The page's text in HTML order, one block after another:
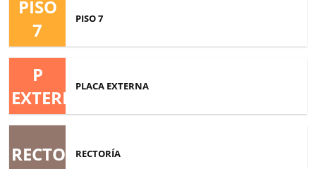
PISO
7
PISO 7
P
EXTERNAPLACA EXTERNA
RECTORÍARECTORÍA